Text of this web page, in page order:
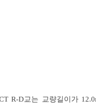
R-D교는 교량길이가